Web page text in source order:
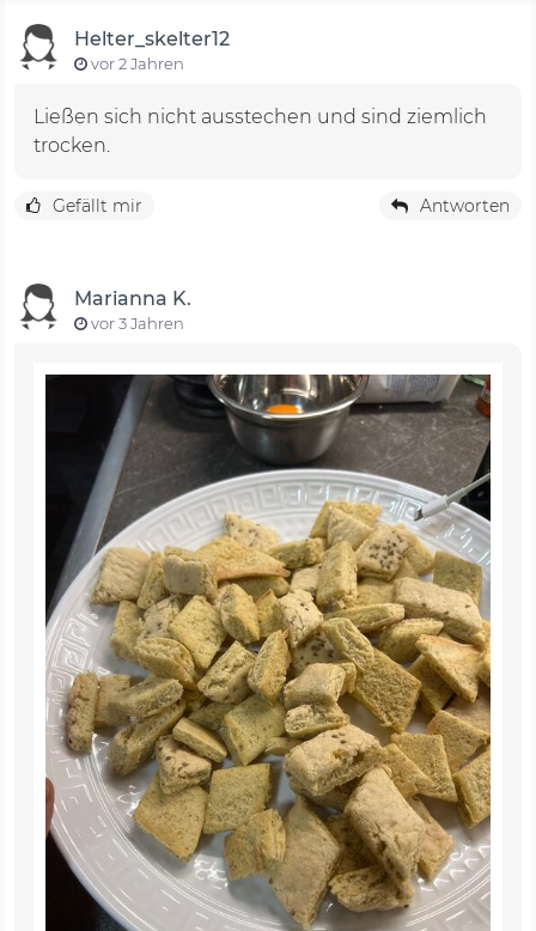
Helter_skelter12
vor 2 Jahren
Ließen sich nicht ausstechen und sind ziemlich
trocken.
Gefällt mir Antworten
Marianna K.
vor 3 Jahren